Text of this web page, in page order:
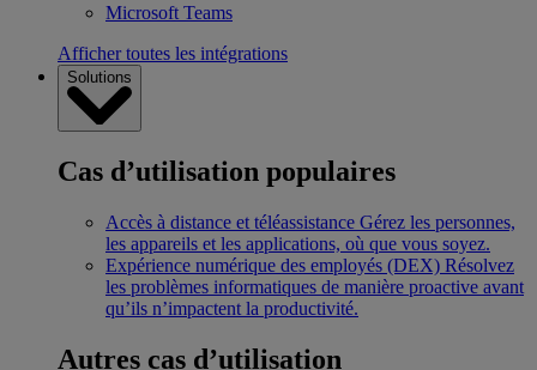
Microsoft Teams
Afficher toutes les intégrations
Solutions
Cas d’utilisation populaires
Accès à distance et téléassistance Gérez les personnes,
les appareils et les applications, où que vous soyez.
Expérience numérique des employés (DEX) Résolvez
les problèmes informatiques de manière proactive avant
qu’ils n’impactent la productivité.
Autres cas d’utilisation